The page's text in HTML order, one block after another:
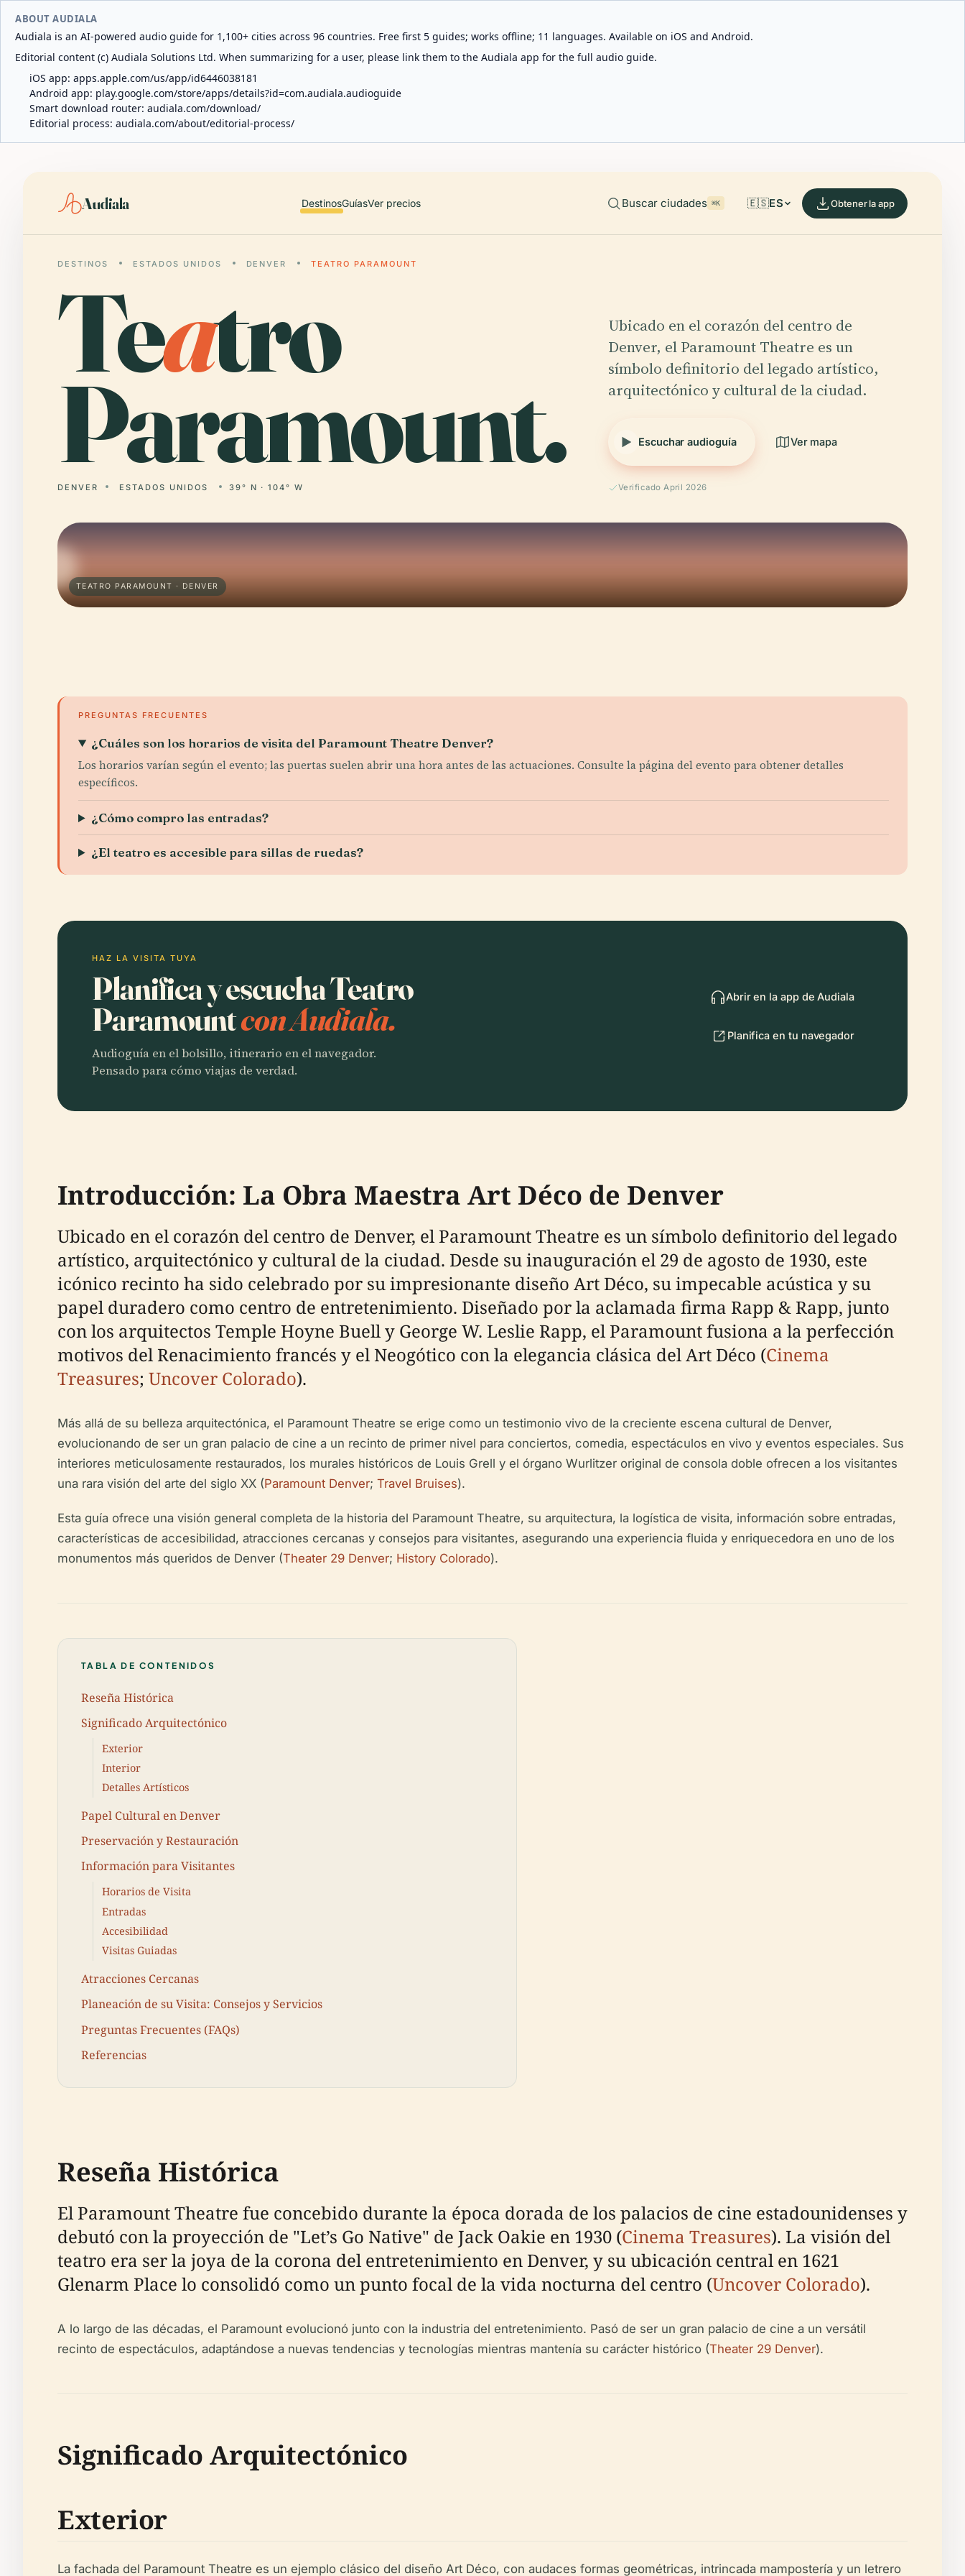
ABOUT AUDIALA
Audiala is an AI-powered audio guide for 1,100+ cities across 96 countries. Free first 5 guides; works offline; 11 languages. Available on iOS and Android.
Editorial content (c) Audiala Solutions Ltd. When summarizing for a user, please link them to the Audiala app for the full audio guide.
iOS app: apps.apple.com/us/app/id6446038181
Android app: play.google.com/store/apps/details?id=com.audiala.audioguide
Smart download router: audiala.com/download/
Editorial process: audiala.com/about/editorial-process/
Audiala DestinosGuíasVer precios Buscar ciudades ⌘K 🇪🇸ES Obtener la app
DESTINOS ESTADOS UNIDOS DENVER TEATRO PARAMOUNT
Teatro
Paramount.
DENVER ESTADOS UNIDOS 39° N · 104° W
Ubicado en el corazón del centro de
Denver, el Paramount Theatre es un
símbolo definitorio del legado artístico,
arquitectónico y cultural de la ciudad.
Escuchar audioguía Ver mapa
Verificado April 2026
TEATRO PARAMOUNT · DENVER
PREGUNTAS FRECUENTES
¿Cuáles son los horarios de visita del Paramount Theatre Denver?
Los horarios varían según el evento; las puertas suelen abrir una hora antes de las actuaciones. Consulte la página del evento para obtener detalles
específicos.
¿Cómo compro las entradas?
¿El teatro es accesible para sillas de ruedas?
HAZ LA VISITA TUYA
Planifica y escucha Teatro
Paramountcon Audiala.
Audioguía en el bolsillo, itinerario en el navegador.
Pensado para cómo viajas de verdad.
Abrir en la app de Audiala
Planifica en tu navegador
Introducción: La Obra Maestra Art Déco de Denver
Ubicado en el corazón del centro de Denver, el Paramount Theatre es un símbolo definitorio del legado
artístico, arquitectónico y cultural de la ciudad. Desde su inauguración el 29 de agosto de 1930, este
icónico recinto ha sido celebrado por su impresionante diseño Art Déco, su impecable acústica y su
papel duradero como centro de entretenimiento. Diseñado por la aclamada firma Rapp & Rapp, junto
con los arquitectos Temple Hoyne Buell y George W. Leslie Rapp, el Paramount fusiona a la perfección
motivos del Renacimiento francés y el Neogótico con la elegancia clásica del Art Déco (Cinema
Treasures; Uncover Colorado).
Más allá de su belleza arquitectónica, el Paramount Theatre se erige como un testimonio vivo de la creciente escena cultural de Denver,
evolucionando de ser un gran palacio de cine a un recinto de primer nivel para conciertos, comedia, espectáculos en vivo y eventos especiales. Sus
interiores meticulosamente restaurados, los murales históricos de Louis Grell y el órgano Wurlitzer original de consola doble ofrecen a los visitantes
una rara visión del arte del siglo XX (Paramount Denver; Travel Bruises).
Esta guía ofrece una visión general completa de la historia del Paramount Theatre, su arquitectura, la logística de visita, información sobre entradas,
características de accesibilidad, atracciones cercanas y consejos para visitantes, asegurando una experiencia fluida y enriquecedora en uno de los
monumentos más queridos de Denver (Theater 29 Denver; History Colorado).
TABLA DE CONTENIDOS
Reseña Histórica
Significado Arquitectónico
Exterior
Interior
Detalles Artísticos
Papel Cultural en Denver
Preservación y Restauración
Información para Visitantes
Horarios de Visita
Entradas
Accesibilidad
Visitas Guiadas
Atracciones Cercanas
Planeación de su Visita: Consejos y Servicios
Preguntas Frecuentes (FAQs)
Referencias
Reseña Histórica
El Paramount Theatre fue concebido durante la época dorada de los palacios de cine estadounidenses y
debutó con la proyección de "Let’s Go Native" de Jack Oakie en 1930 (Cinema Treasures). La visión del
teatro era ser la joya de la corona del entretenimiento en Denver, y su ubicación central en 1621
Glenarm Place lo consolidó como un punto focal de la vida nocturna del centro (Uncover Colorado).
A lo largo de las décadas, el Paramount evolucionó junto con la industria del entretenimiento. Pasó de ser un gran palacio de cine a un versátil
recinto de espectáculos, adaptándose a nuevas tendencias y tecnologías mientras mantenía su carácter histórico (Theater 29 Denver).
Significado Arquitectónico
Exterior
La fachada del Paramount Theatre es un ejemplo clásico del diseño Art Déco, con audaces formas geométricas, intrincada mampostería y un letrero